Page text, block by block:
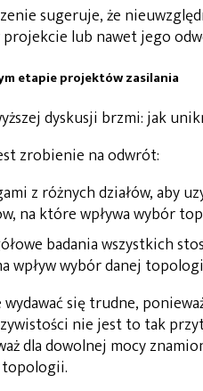
sugeruje, że
lub nawet jego
etapie projektów zasilania
dyskusji brzmi: jak
zrobienie na odwrót:
z różnych działów, aby
na które wpływa wybór
badania wszystkich
wpływ wybór danej
się trudne,
nie jest to tak
dla dowolnej mocy